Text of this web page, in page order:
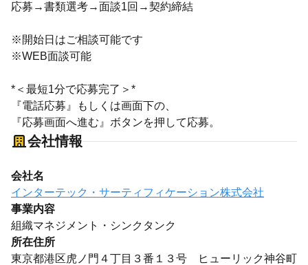
応募→書類選考→面談1回→契約締結
※開始日はご相談可能です
※WEB面談可能
*＜最短1分で応募完了＞*
『電話応募』もしくは画面下の、
『応募画面へ進む』ボタンを押して応募。
会社情報
会社名
インターテック・サーティフィケーション株式会社
事業内容
組織マネジメント・シンクタンク
所在住所
東京都港区虎ノ門４丁目３番１３号 ヒューリック神谷町